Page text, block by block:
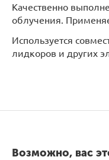
Качественно
облучения.
Используется
лидкоров и других
Возможно, вас